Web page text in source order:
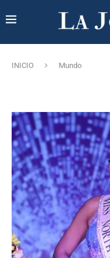
INICIO Mundo